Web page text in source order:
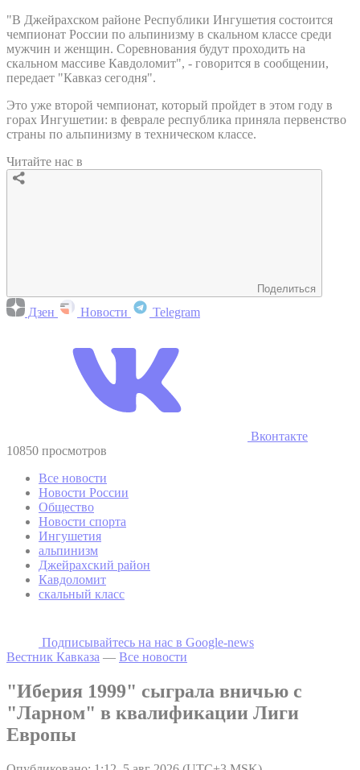
"В Джейрахском районе Республики Ингушетия состоится
чемпионат России по альпинизму в скальном классе среди
мужчин и женщин. Соревнования будут проходить на
скальном массиве Кавдоломит", - говорится в сообщении,
передает "Кавказ сегодня".
Это уже второй чемпионат, который пройдет в этом году в
горах Ингушетии: в феврале республика приняла первенство
страны по альпинизму в техническом классе.
Читайте нас в
Поделиться
Дзен Новости Telegram
Вконтакте
10850 просмотров
Все новости
Новости России
Общество
Новости спорта
Ингушетия
альпинизм
Джейрахский район
Кавдоломит
скальный класс
Подписывайтесь на наc в Google-news
Вестник Кавказа — Все новости
"Иберия 1999" сыграла вничью с
"Ларном" в квалификации Лиги
Европы